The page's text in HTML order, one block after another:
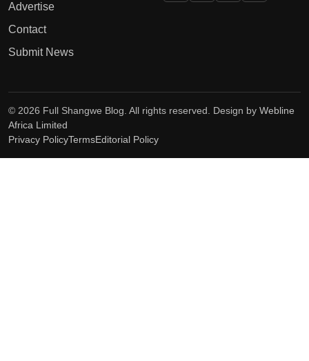
Advertise
Contact
Submit News
© 2026 Full Shangwe Blog. All rights reserved. Design by Webline
Africa Limited
Privacy PolicyTermsEditorial Policy